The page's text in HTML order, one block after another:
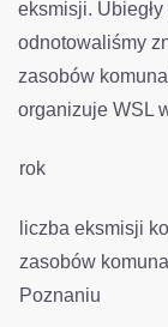
eksmisji.
odnotowaliśmy
zasobów
organizuje WSL
rok
liczba eksmisji
zasobów
Poznaniu